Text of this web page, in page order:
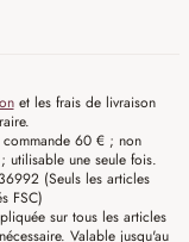
et les frais de livraison
commande 60 € ; non
utilisable une seule fois.
(Seuls les articles
FSC)
sur tous les articles
Valable jusqu'au